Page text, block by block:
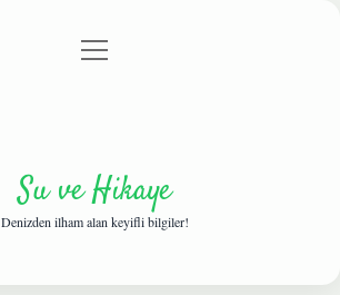
Gizlilik Politikası
menüyü
Su ve Hikaye
Denizden ilham alan keyifli bilgiler!